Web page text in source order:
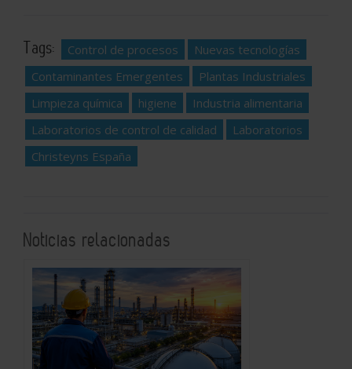
Tags: Control de procesos
Nuevas tecnologías
Contaminantes Emergentes
Plantas Industriales
Limpieza química
higiene
Industria alimentaria
Laboratorios de control de calidad
Laboratorios
Christeyns España
Noticias relacionadas